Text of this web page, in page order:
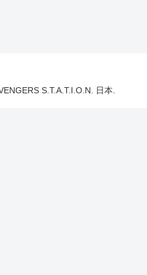
S.T.A.T.I.O.N. 日本.